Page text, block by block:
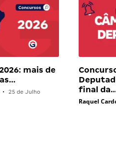
mais de
• 25 de Julho
final
Raquel